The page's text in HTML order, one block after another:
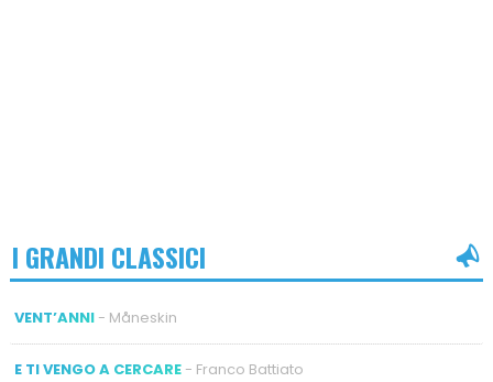
I GRANDI CLASSICI
VENT’ANNI- Måneskin
E TI VENGO A CERCARE- Franco Battiato